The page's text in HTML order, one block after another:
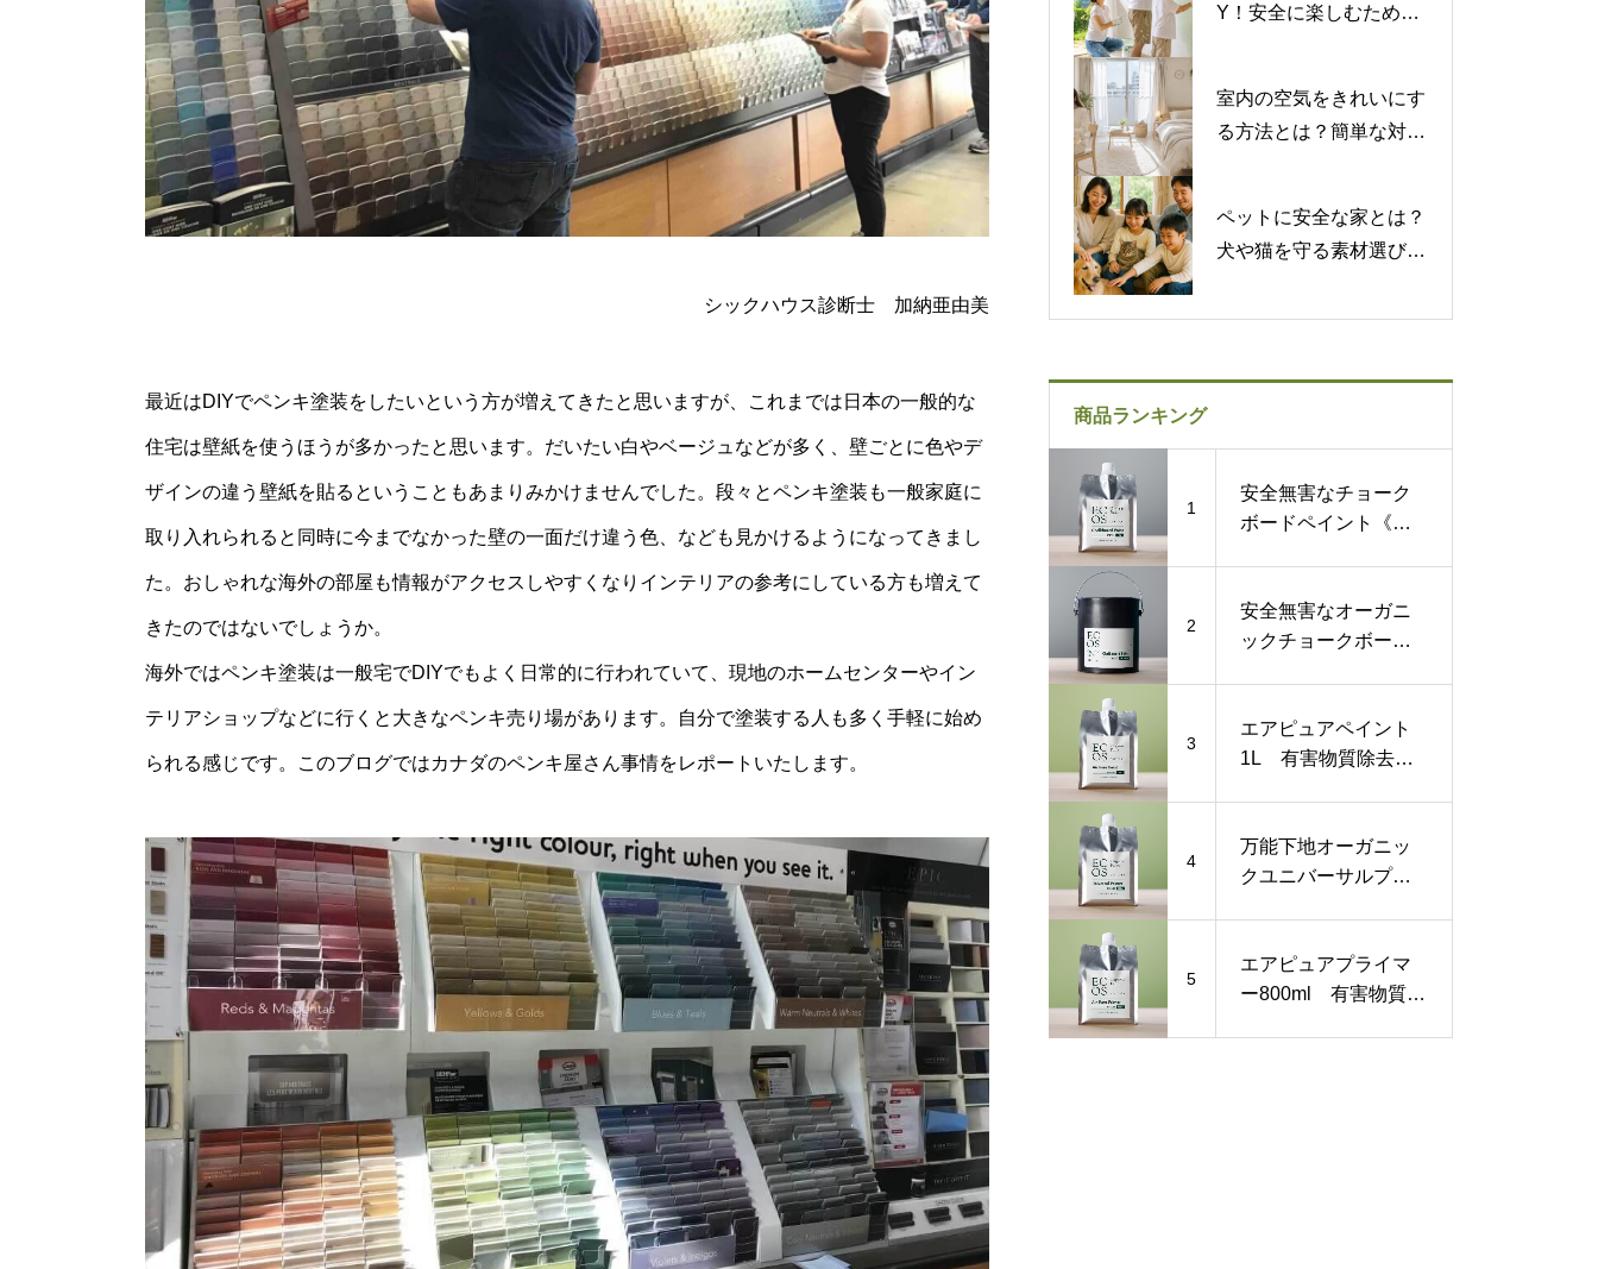
シックハウス診断士 加納亜由美
最近はDIYでペンキ塗装をしたいという方が増えてきたと思いますが、これまでは日本の一般的な
住宅は壁紙を使うほうが多かったと思います。だいたい白やベージュなどが多く、壁ごとに色やデ
ザインの違う壁紙を貼るということもあまりみかけませんでした。段々とペンキ塗装も一般家庭に
取り入れられると同時に今までなかった壁の一面だけ違う色、なども見かけるようになってきまし
た。おしゃれな海外の部屋も情報がアクセスしやすくなりインテリアの参考にしている方も増えて
きたのではないでしょうか。
海外ではペンキ塗装は一般宅でDIYでもよく日常的に行われていて、現地のホームセンターやイン
テリアショップなどに行くと大きなペンキ売り場があります。自分で塗装する人も多く手軽に始め
られる感じです。このブログではカナダのペンキ屋さん事情をレポートいたします。
Y！安全に楽しむための
室内の空気をきれいにす
る方法とは？簡単な対策
ペットに安全な家とは？
犬や猫を守る素材選びと
商品ランキング
1
安全無害なチョーク
ボードペイント《黒
2
安全無害なオーガニ
ックチョークボード
3
エアピュアペイント
1L 有害物質除去す
4
万能下地オーガニッ
クユニバーサルプラ
5
エアピュアプライマ
ー800ml 有害物質を